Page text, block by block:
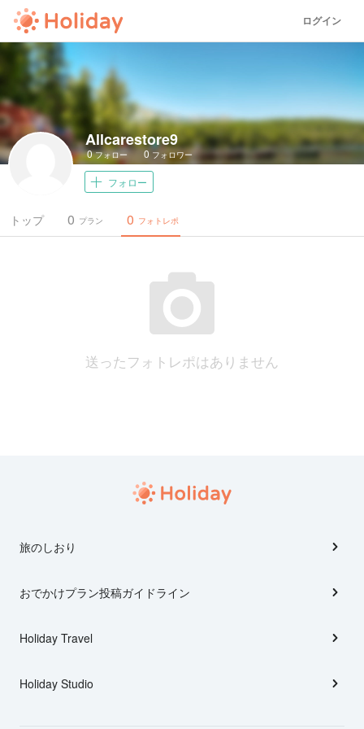
ログイン
Allcarestore9
0フォロー 0 フォロワー
フォロー
トップ プラン
0 フォトレポ
0
送ったフォトレポはありません
旅のしおり
おでかけプラン投稿ガイドライン
Holiday Travel
Holiday Studio